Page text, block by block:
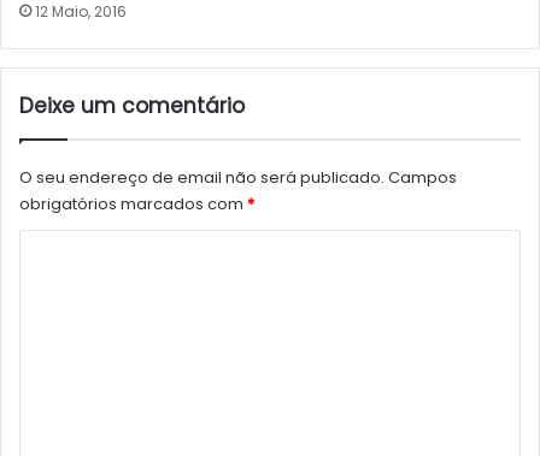
12 Maio, 2016
Deixe um comentário
O seu endereço de email não será publicado. Campos
obrigatórios marcados com *